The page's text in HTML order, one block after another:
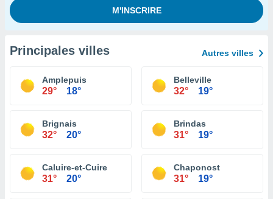
Principales villes Autres villes
Amplepuis
29° 18°
Belleville
32° 19°
Brignais
32° 20°
Brindas
31° 19°
Caluire-et-Cuire
31° 20°
Chaponost
31° 19°